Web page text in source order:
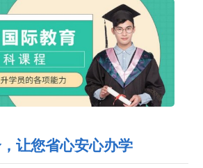
让您省心安心办学